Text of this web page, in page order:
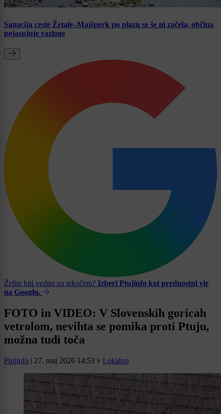
Sanacija ceste Žetale–Majšperk po plazu se še ni začela, občina
pojasnjuje razloge
Želite biti vedno na tekočem? Izberi Ptujinfo kot prednostni vir
na Googlu.
FOTO in VIDEO: V Slovenskih goricah
vetrolom, nevihta se pomika proti Ptuju,
možna tudi toča
Ptujinfo | 27. maj 2026 14:53 v Lokalno